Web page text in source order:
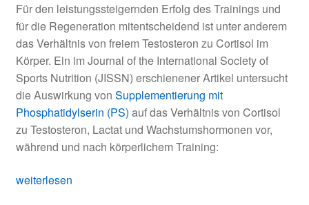
Für den leistungssteigernden Erfolg des Trainings und
für die Regeneration mitentscheidend ist unter anderem
das Verhältnis von freiem Testosteron zu Cortisol im
Körper. Ein im Journal of the International Society of
Sports Nutrition (JISSN) erschienener Artikel untersucht
die Auswirkung von Supplementierung mit
Phosphatidylserin (PS) auf das Verhältnis von Cortisol
zu Testosteron, Lactat und Wachstumshormonen vor,
während und nach körperlichem Training:
Phosphatidylserin
weiterlesen